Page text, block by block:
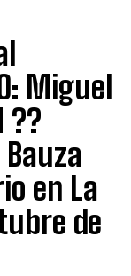
Miguel
??
en La
de